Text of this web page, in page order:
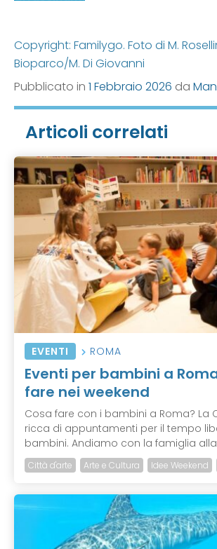
Copyright: Familygo. Foto di M.
Bioparco/M. Di Giovanni
Pubblicato in 1 Febbraio 2026 da
Articoli correlati
EVENTI ROMA
Eventi per bambini a
fare nei weekend
Cosa fare con i bambini a Roma? La
ricca di appuntamenti per il tempo
bambini. Andiamo con la famiglia
Città d'arte Arte e Cultura Idee Weekend